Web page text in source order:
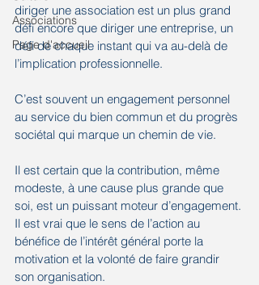
Associations
Page d'accueil
diriger une association est un plus grand
défi encore que diriger une entreprise, un
défi de chaque instant qui va au-delà de
l’implication professionnelle.
C’est souvent un engagement personnel
au service du bien commun et du progrès
sociétal qui marque un chemin de vie.
Il est certain que la contribution, même
modeste, à une cause plus grande que
soi, est un puissant moteur d’engagement.
Il est vrai que le sens de l’action au
bénéfice de l’intérêt général porte la
motivation et la volonté de faire grandir
son organisation.